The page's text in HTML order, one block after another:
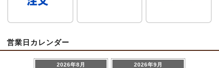
営業日カレンダー
2026年8月 2026年9月